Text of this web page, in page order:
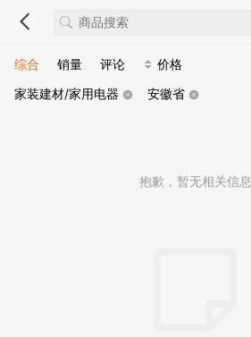
综合 销量 评论
价格
家装建材/家用电器
安徽省
抱歉，暂无相关信息